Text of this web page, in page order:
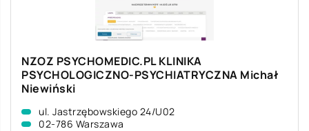
NZOZ PSYCHOMEDIC.PL KLINIKA
PSYCHOLOGICZNO-PSYCHIATRYCZNA Michał
Niewiński
ul. Jastrzębowskiego 24/U02
02-786 Warszawa